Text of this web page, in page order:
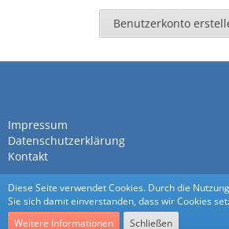
Benutzerkonto
Impressum
Datenschutzerklärung
Kontakt
Diese Seite verwendet Cookies. Durch die
Sie sich damit einverstanden, dass wir Cookies
Weitere Informationen
Schließen